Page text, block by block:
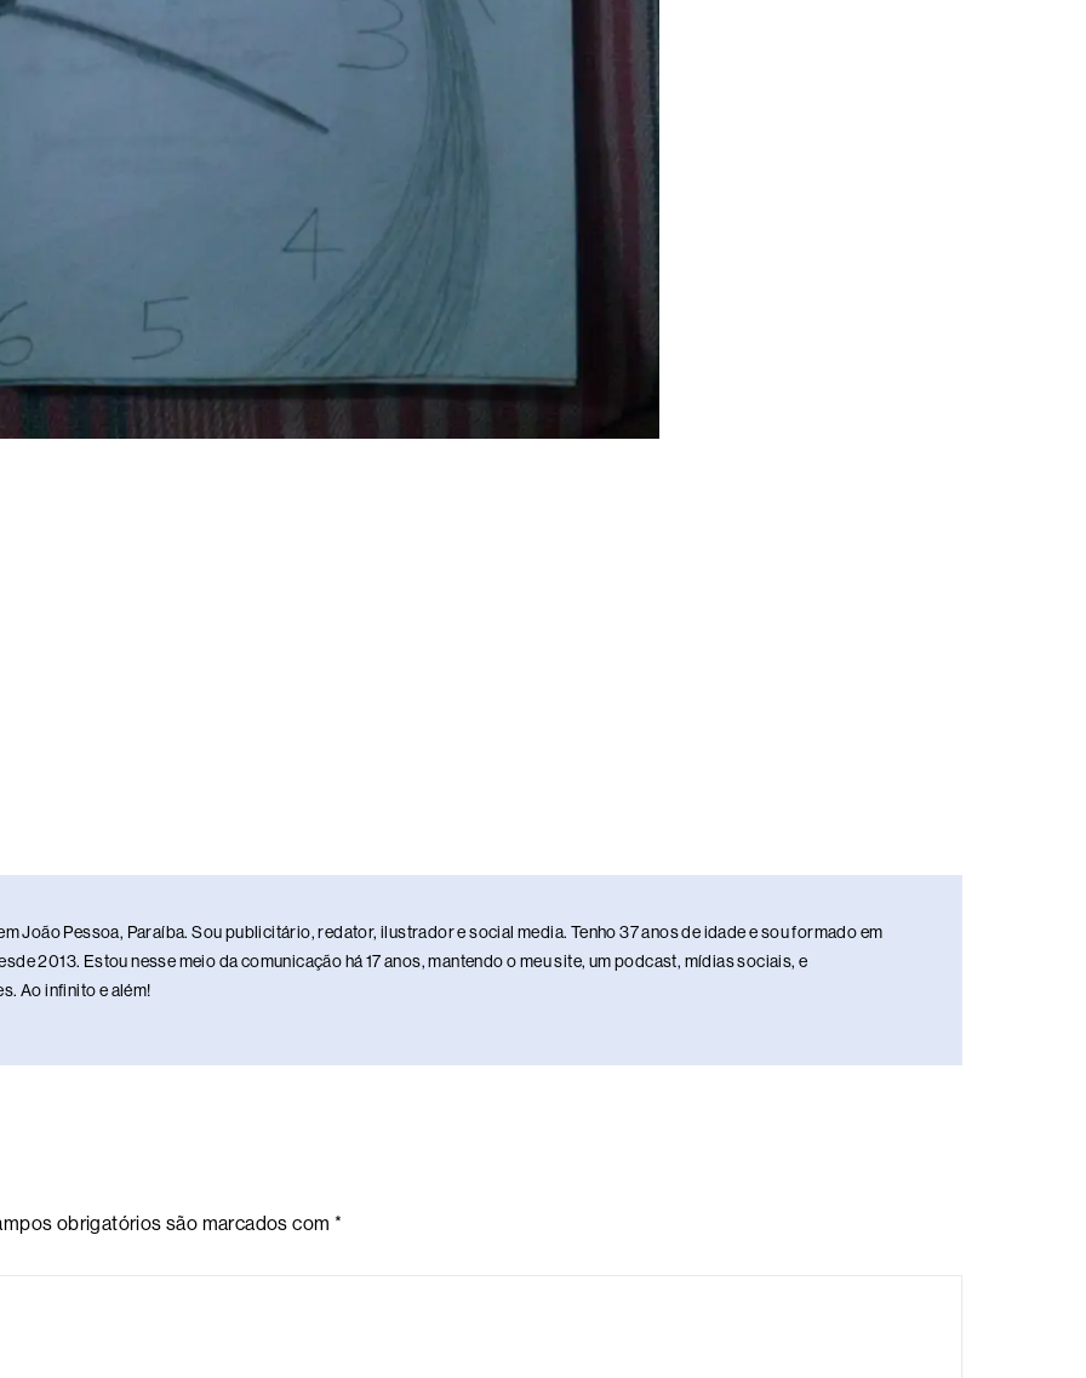
João Pessoa, Paraíba. Sou publicitário, redator, ilustrador e social media. Tenho 37 anos de idade e sou formado em
2013. Estou nesse meio da comunicação há 17 anos, mantendo o meu site, um podcast, mídias sociais, e
Ao infinito e além!
obrigatórios são marcados com *